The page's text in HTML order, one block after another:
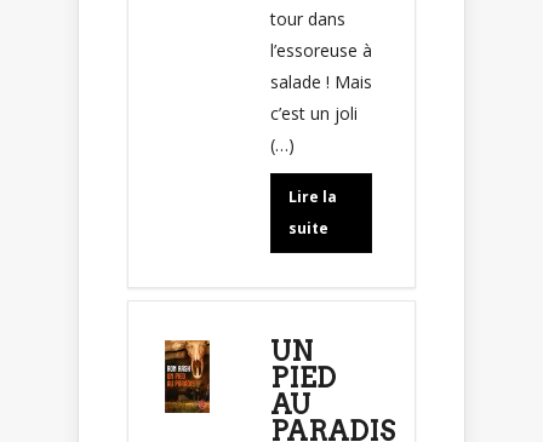
tour dans
l’essoreuse à
salade ! Mais
c’est un joli
(…)
Lire la
suite
UN
PIED
AU
PARADIS